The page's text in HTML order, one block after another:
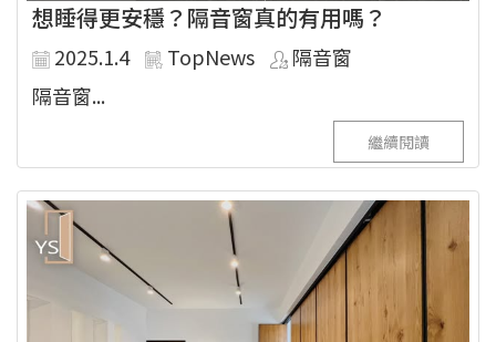
想睡得更安穩？隔音窗真的有用嗎？
2025.1.4 TopNews
隔音窗
隔音窗...
繼續閱讀